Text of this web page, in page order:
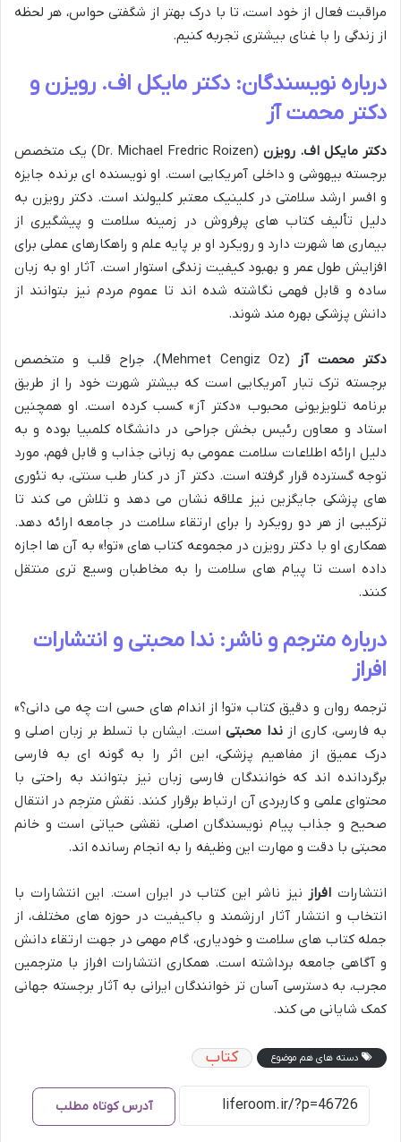
مراقبت فعال از خود است، تا با درک بهتر از شگفتی حواس، هر لحظه
از زندگی را با غنای بیشتری تجربه کنیم.
درباره نویسندگان: دکتر مایکل اف. رویزن و
دکتر محمت آز
دکتر مایکل اف. رویزن
(Dr. Michael Fredric Roizen) یک متخصص
برجسته بیهوشی و داخلی آمریکایی است. او نویسنده ای برنده جایزه
و افسر ارشد سلامتی در کلینیک معتبر کلیولند است. دکتر رویزن به
دلیل تألیف کتاب های پرفروش در زمینه سلامت و پیشگیری از
بیماری ها شهرت دارد و رویکرد او بر پایه علم و راهکارهای عملی برای
افزایش طول عمر و بهبود کیفیت زندگی استوار است. آثار او به زبان
ساده و قابل فهمی نگاشته شده اند تا عموم مردم نیز بتوانند از
دانش پزشکی بهره مند شوند.
دکتر محمت آز
(Mehmet Cengiz Oz)، جراح قلب و متخصص
برجسته ترک تبار آمریکایی است که بیشتر شهرت خود را از طریق
برنامه تلویزیونی محبوب «دکتر آز» کسب کرده است. او همچنین
استاد و معاون رئیس بخش جراحی در دانشگاه کلمبیا بوده و به
دلیل ارائه اطلاعات سلامت عمومی به زبانی جذاب و قابل فهم، مورد
توجه گسترده قرار گرفته است. دکتر آز در کنار طب سنتی، به تئوری
های پزشکی جایگزین نیز علاقه نشان می دهد و تلاش می کند تا
ترکیبی از هر دو رویکرد را برای ارتقاء سلامت در جامعه ارائه دهد.
همکاری او با دکتر رویزن در مجموعه کتاب های «تو!» به آن ها اجازه
داده است تا پیام های سلامت را به مخاطبان وسیع تری منتقل
کنند.
درباره مترجم و ناشر: ندا محبتی و انتشارات
افراز
ترجمه روان و دقیق کتاب «تو! از اندام های حسی ات چه می دانی؟»
به فارسی، کاری ازندا محبتیاست. ایشان با تسلط بر زبان اصلی و
درک عمیق از مفاهیم پزشکی، این اثر را به گونه ای به فارسی
برگردانده اند که خوانندگان فارسی زبان نیز بتوانند به راحتی با
محتوای علمی و کاربردی آن ارتباط برقرار کنند. نقش مترجم در انتقال
صحیح و جذاب پیام نویسندگان اصلی، نقشی حیاتی است و خانم
محبتی با دقت و مهارت این وظیفه را به انجام رسانده اند.
انتشارات افراز نیز ناشر این کتاب در ایران است. این انتشارات با
انتخاب و انتشار آثار ارزشمند و باکیفیت در حوزه های مختلف، از
جمله کتاب های سلامت و خودیاری، گام مهمی در جهت ارتقاء دانش
و آگاهی جامعه برداشته است. همکاری انتشارات افراز با مترجمین
مجرب، به دسترسی آسان تر خوانندگان ایرانی به آثار برجسته جهانی
کمک شایانی می کند.
دسته های هم موضوع کتاب
آدرس کوتاه مطلب